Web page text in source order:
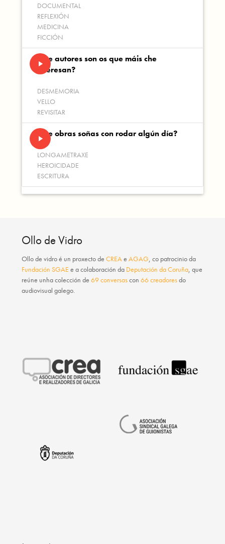
DOCUMENTAL
REFLEXIÓN
MEDICINA
FICCIÓN
play_arrowQue autores son os que máis che
interesan?
DESMEMORIA
VELLO
REVISITAR
play_arrowQue obras soñas con rodar algún día?
LONGAMETRAXE
HEROICIDADE
ESCRITURA
Ollo de Vidro
Ollo de vidroé un proxecto deCREA eAGAG , co patrocinio da
Fundación SGAE e a colaboración da Deputación da Coruña , que
reúne unha colección de69 conversascon66 creadoresdo
audiovisual galego.